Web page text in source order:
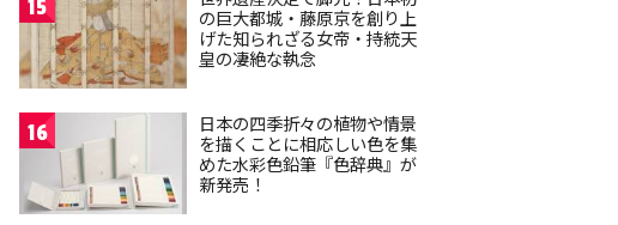
15
の巨大都城・藤原京を創り上
げた知られざる女帝・持統天
皇の凄絶な執念
16
日本の四季折々の植物や情景
を描くことに相応しい色を集
めた水彩色鉛筆『色辞典』が
新発売！